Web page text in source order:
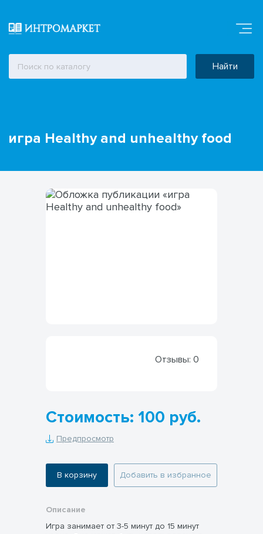
Найти
игра Healthy and unhealthy food
Отзывы: 0
Стоимость: 100 руб.
Предпросмотр
В корзину Добавить в избранное
Описание
Игра занимает от 3-5 минут до 15 минут